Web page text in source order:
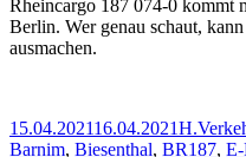
Rheincargo 187 074-0 kommt
Berlin. Wer genau schaut,
ausmachen.
Veröffentlicht
am
15.04.202116.04.2021Autor
H.
Barnim, Biesenthal, BR187,